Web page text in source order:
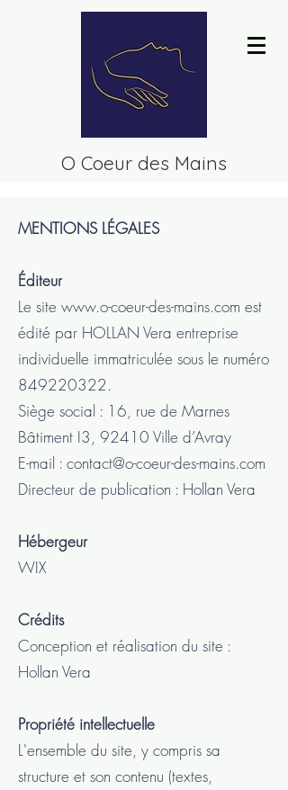
O Coeur des Mains
MENTIONS LÉGALES
Éditeur
Le site www.o-coeur-des-mains.com est
édité par HOLLAN Vera entreprise
individuelle immatriculée sous le numéro
849220322.
Siège social : 16, rue de Marnes
Bâtiment I3, 92410 Ville d’Avray
E-mail : contact@o-coeur-des-mains.com
Directeur de publication : Hollan Vera
Hébergeur
WIX
Crédits
Conception et réalisation du site :
Hollan Vera
Propriété intellectuelle
L'ensemble du site, y compris sa
structure et son contenu (textes,